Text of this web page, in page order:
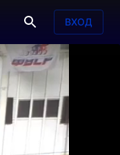
ВХОД